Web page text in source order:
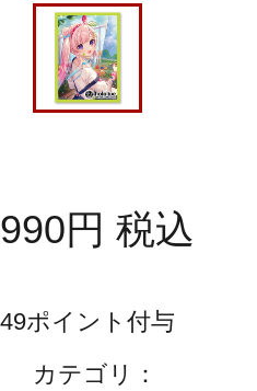
990円 税込
49ポイント付与
カテゴリ：